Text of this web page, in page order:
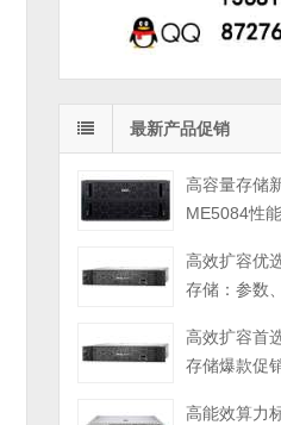
最新产品促销
高容量存储
ME5084性
高效扩容优
存储：参数
高效扩容首
存储爆款促
高能效算力